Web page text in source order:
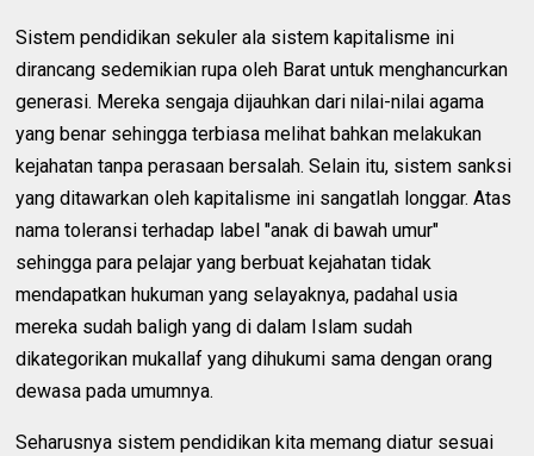
Sistem pendidikan sekuler ala sistem kapitalisme ini
dirancang sedemikian rupa oleh Barat untuk menghancurkan
generasi. Mereka sengaja dijauhkan dari nilai-nilai agama
yang benar sehingga terbiasa melihat bahkan melakukan
kejahatan tanpa perasaan bersalah. Selain itu, sistem sanksi
yang ditawarkan oleh kapitalisme ini sangatlah longgar. Atas
nama toleransi terhadap label "anak di bawah umur"
sehingga para pelajar yang berbuat kejahatan tidak
mendapatkan hukuman yang selayaknya, padahal usia
mereka sudah baligh yang di dalam Islam sudah
dikategorikan mukallaf yang dihukumi sama dengan orang
dewasa pada umumnya.
Seharusnya sistem pendidikan kita memang diatur sesuai